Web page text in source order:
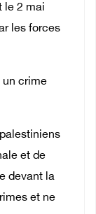
le 2 mai
les forces
un crime
et de
devant la
et ne